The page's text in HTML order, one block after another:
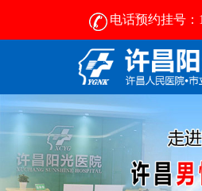
电话预约挂号：
许昌男科病医院那好- [2025